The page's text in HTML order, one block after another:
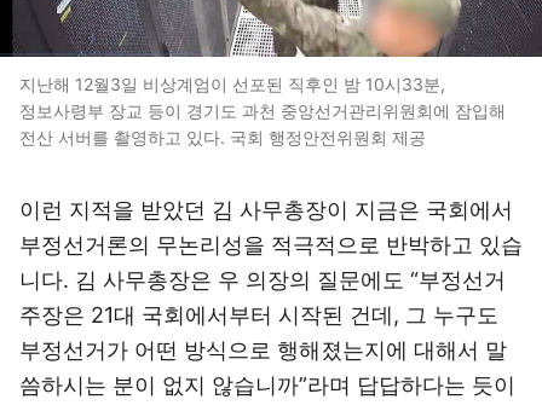
지난해 12월3일 비상계엄이 선포된 직후인 밤 10시33분,
정보사령부 장교 등이 경기도 과천 중앙선거관리위원회에 잠입해
전산 서버를 촬영하고 있다. 국회 행정안전위원회 제공
이런 지적을 받았던 김 사무총장이 지금은 국회에서
부정선거론의 무논리성을 적극적으로 반박하고 있습
니다. 김 사무총장은 우 의장의 질문에도 “부정선거
주장은 21대 국회에서부터 시작된 건데, 그 누구도
부정선거가 어떤 방식으로 행해졌는지에 대해서 말
씀하시는 분이 없지 않습니까”라며 답답하다는 듯이